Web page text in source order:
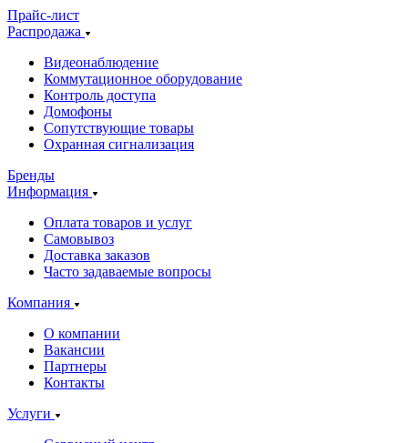
Прайс-лист
Распродажа
Видеонаблюдение
Коммутационное оборудование
Контроль доступа
Домофоны
Сопутствующие товары
Охранная сигнализация
Бренды
Информация
Оплата товаров и услуг
Самовывоз
Доставка заказов
Часто задаваемые вопросы
Компания
О компании
Вакансии
Партнеры
Контакты
Услуги